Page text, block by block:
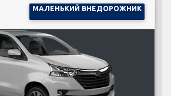
МАЛЕНЬКИЙ ВНЕДОРОЖНИК